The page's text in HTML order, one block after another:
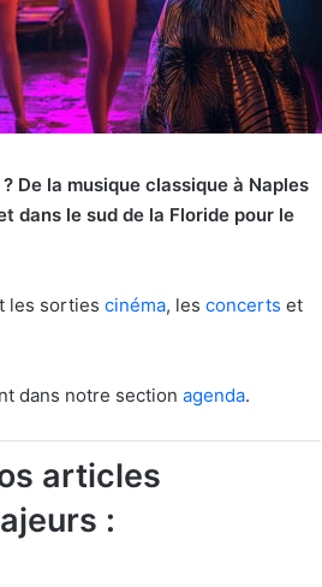
De la musique classique à Naples
dans le sud de la Floride pour le
les sorties cinéma, les concerts et
dans notre section agenda.
articles
: